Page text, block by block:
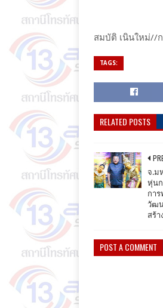
สมบัติ เนินใหม่//
TAGS:
RELATED POSTS
จ.ม
หุ่นก
การ
วัฒน
สร้
POST A COMMENT